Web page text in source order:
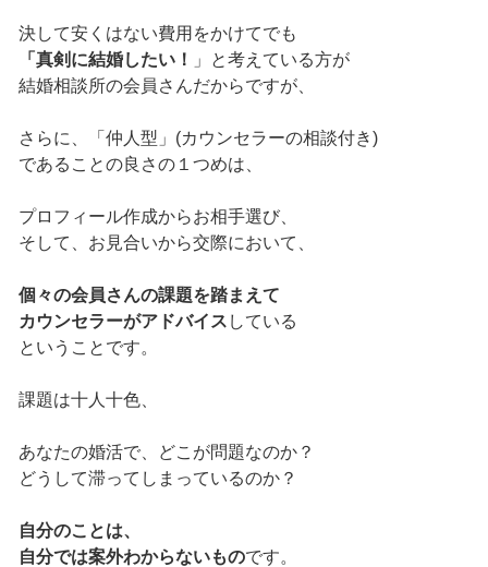
決して安くはない費用をかけてでも
「真剣に結婚したい！
」と考えている方が
結婚相談所の会員さんだからですが、
さらに、「仲人型」(カウンセラーの相談付き)
であることの良さの１つめは、
プロフィール作成からお相手選び、
そして、お見合いから交際において、
個々の会員さんの課題を踏まえて
カウンセラーがアドバイス している
ということです。
課題は十人十色、
あなたの婚活で、どこが問題なのか？
どうして滞ってしまっているのか？
自分のことは、
自分では案外わからないものです。